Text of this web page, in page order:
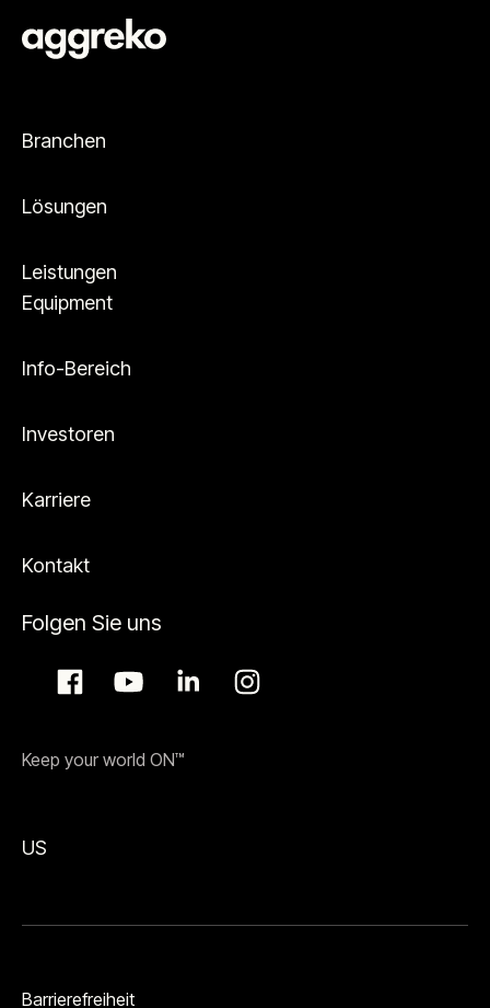
Branchen
Lösungen
Leistungen
Equipment
Info-Bereich
Investoren
Karriere
Kontakt
Folgen Sie uns
Keep your world ON™
US
Barrierefreiheit